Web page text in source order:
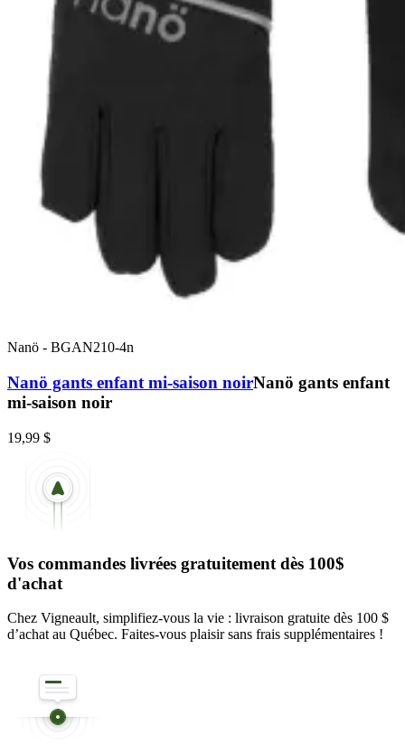
Nanö - BGAN210-4n
Nanö gants enfant mi-saison noirNanö gants enfant
mi-saison noir
19,99 $
Vos commandes livrées gratuitement dès 100$
d'achat
Chez Vigneault, simplifiez-vous la vie : livraison gratuite dès 100 $
d’achat au Québec. Faites-vous plaisir sans frais supplémentaires !